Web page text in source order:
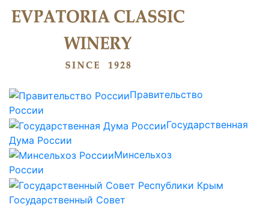
Правительство
России
Государственная
Дума России
Минсельхоз
России
Государственный Совет